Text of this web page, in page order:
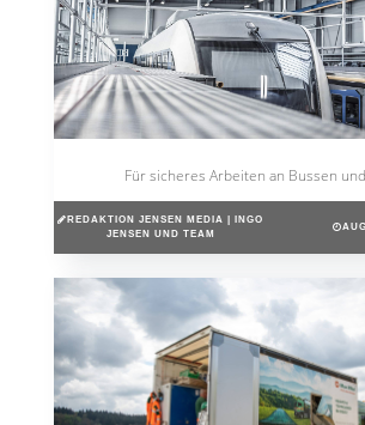
Für sicheres Arbeiten an Bussen
REDAKTION JENSEN MEDIA | INGO
JENSEN UND TEAM